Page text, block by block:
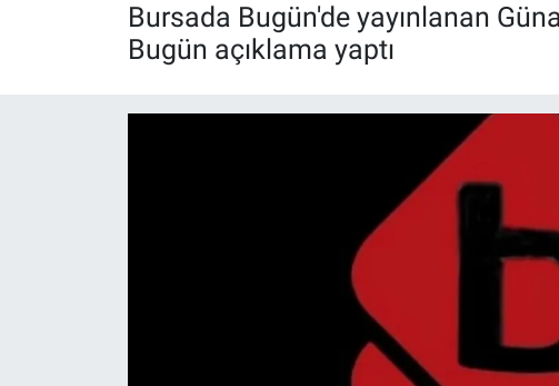
Bursada Bugün'de yayınlanan
Bugün açıklama yaptı
Röportaj